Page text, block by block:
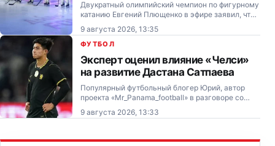
Двукратный олимпийский чемпион по фигурному
катанию Евгений Плющенко в эфире заявил, что
хочет оформить хет‑трик в следующем
хоккейном матче.
9 августа 2026, 13:35
ФУТБОЛ
Эксперт оценил влияние «Челси»
на развитие Дастана Сатпаева
Популярный футбольный блогер Юрий, автор
проекта «Mr_Panama_football» в разговоре со
Sports.kz поделился мнением о том, является ли
«Челси» хорошим вариантом для развития
9 августа 2026, 13:33